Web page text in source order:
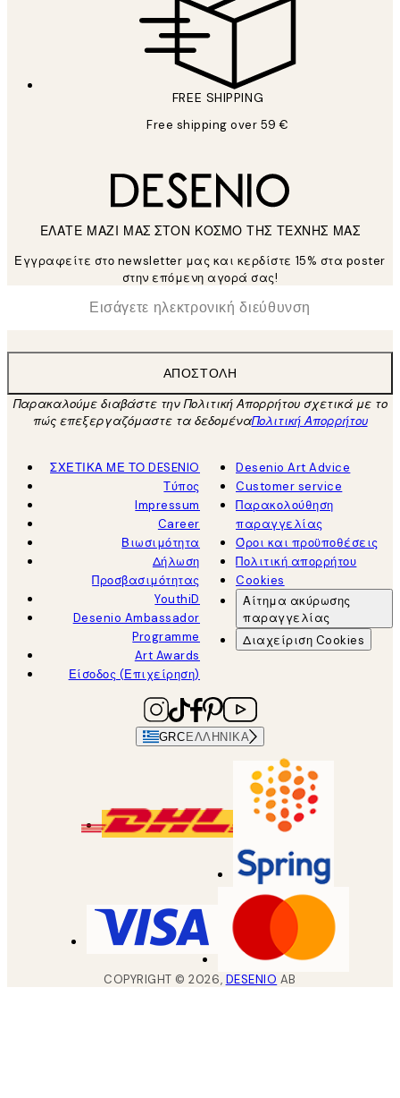
FREE SHIPPING
Free shipping over 59 €
ΕΛΑΤΕ ΜΑΖΙ ΜΑΣ ΣΤΟΝ ΚΟΣΜΟ ΤΗΣ ΤΕΧΝΗΣ ΜΑΣ
Εγγραφείτε στο newsletter μας και κερδίστε 15% στα poster
στην επόμενη αγορά σας!
Ηλεκτρονική Διεύθυνση
ΑΠΟΣΤΟΛΉ
Παρακαλούμε διαβάστε την Πολιτική Απορρήτου σχετικά με το
πώς επεξεργαζόμαστε τα δεδομέναΠολιτική Απορρήτου
ΣΧΕΤΙΚΑ ΜΕ ΤΟ DESENIO
Τύπος
Impressum
Career
Βιωσιμότητα
Δήλωση
Προσβασιμότητας
YouthiD
Desenio Ambassador
Programme
Art Awards
Είσοδος (Επιχείρηση)
Desenio Art Advice
Customer service
Παρακολούθηση
παραγγελίας
Όροι και προϋποθέσεις
Πολιτική απορρήτου
Cookies
Αίτημα ακύρωσης
παραγγελίας
Διαχείριση Cookies
GRC ΕΛΛΗΝΙΚΆ
COPYRIGHT ©2026, DESENIO AB